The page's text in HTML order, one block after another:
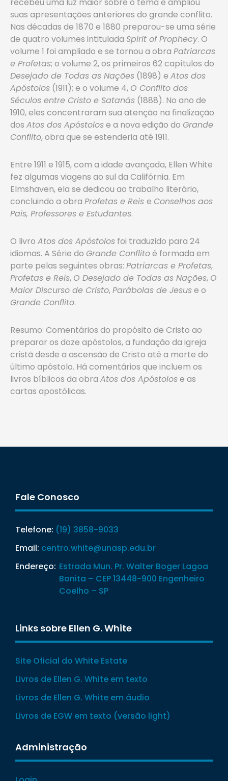
suas apresentações anteriores do grande conflito.
Nas décadas de 1870 e 1880 preparou-se uma série
de quatro volumes intitulada Spirit of Prophecy. O
volume 1 foi ampliado e se tornou a obra Patriarcas
e Profetas; o volume 2, os primeiros 62 capítulos do
Desejado de Todas as Nações (1898) e Atos dos
Apóstolos (1911); e o volume 4, O Conflito dos
Séculos entre Cristo e Satanás (1888). No ano de
1910, eles concentraram sua atenção na finalização
dos Atos dos Apóstolose a nova edição do Grande
Conflito, obra que se estenderia até 1911.
Entre 1911 e 1915, com a idade avançada, Ellen White
fez algumas viagens ao sul da Califórnia. Em
Elmshaven, ela se dedicou ao trabalho literário,
concluindo a obra Profetas e Reis e Conselhos aos
Pais, Professores e Estudantes.
O livro Atos dos Apóstolos foi traduzido para 24
idiomas. A Série do Grande Conflitoé formada em
parte pelas seguintes obras: Patriarcas e Profetas,
Profetas e Reis, O Desejado de Todas as Nações, O
Maior Discurso de Cristo,Parábolas de Jesuse o
Grande Conflito.
Resumo: Comentários do propósito de Cristo ao
preparar os doze apóstolos, a fundação da igreja
cristã desde a ascensão de Cristo até a morte do
último apóstolo. Há comentários que incluem os
livros bíblicos da obra Atos dos Apóstolose as
cartas apostólicas.
Fale Conosco
Telefone: (19) 3858-9033
Email: centro.white@unasp.edu.br
Endereço: Estrada Mun. Pr. Walter Boger Lagoa
Bonita – CEP 13448-900 Engenheiro
Coelho – SP
Links sobre Ellen G. White
Site Oficial do White Estate
Livros de Ellen G. White em texto
Livros de Ellen G. White em áudio
Livros de EGW em texto (versão light)
Administração